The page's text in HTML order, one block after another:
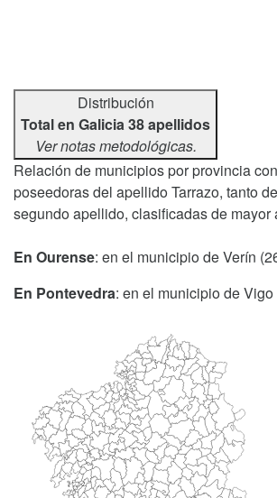
Distribución
Total en Galicia 38 apellidos
Ver notas metodológicas.
Relación de municipios por provincia
poseedoras del apellido Tarrazo, tanto
segundo apellido, clasificadas de mayor
En Ourense: en el municipio de Verín
En Pontevedra: en el municipio de Vigo